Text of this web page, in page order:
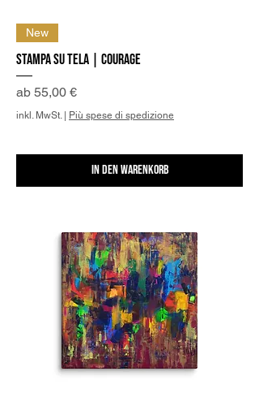
New
Stampa su Tela | Courage
ab 55,00 €
Sale-Preis
inkl. MwSt.| Più spese di spedizione
In den Warenkorb